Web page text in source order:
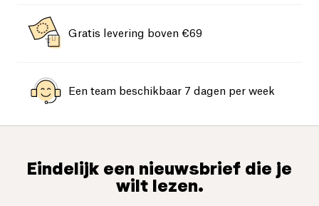
Gratis levering boven €69
Een team beschikbaar 7 dagen per week
Eindelijk een nieuwsbrief die je
wilt lezen.